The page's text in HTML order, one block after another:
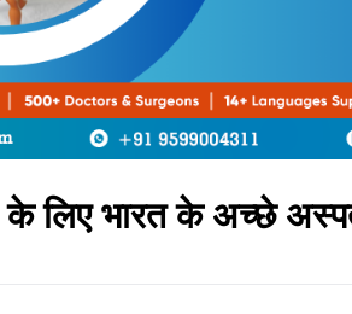
के लिए भारत के अच्छे